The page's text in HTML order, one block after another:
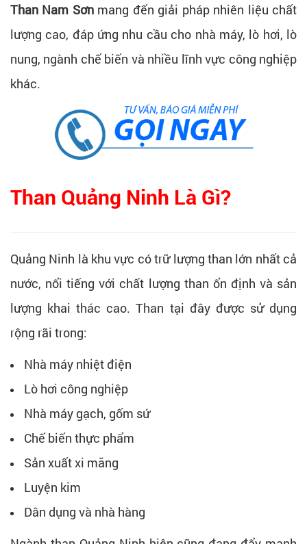
Than Nam Sơnmang đến giải pháp nhiên liệu chất
lượng cao, đáp ứng nhu cầu cho nhà máy, lò hơi, lò
nung, ngành chế biến và nhiều lĩnh vực công nghiệp
khác.
Than Quảng Ninh Là Gì?
Quảng Ninh là khu vực có trữ lượng than lớn nhất cả
nước, nổi tiếng với chất lượng than ổn định và sản
lượng khai thác cao. Than tại đây được sử dụng
rộng rãi trong:
Nhà máy nhiệt điện
Lò hơi công nghiệp
Nhà máy gạch, gốm sứ
Chế biến thực phẩm
Sản xuất xi măng
Luyện kim
Dân dụng và nhà hàng